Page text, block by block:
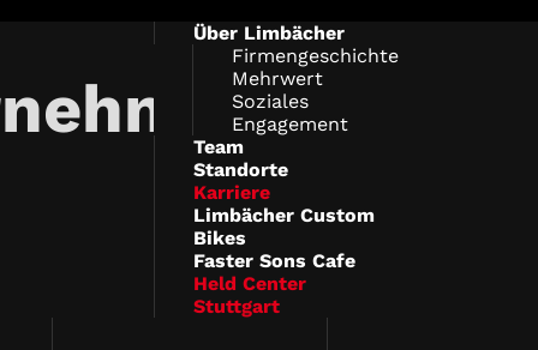
Über Limbächer
Firmengeschichte
Mehrwert
Soziales
Engagement
Team
Standorte
Karriere
Limbächer Custom
Bikes
Faster Sons Cafe
Held Center
Stuttgart